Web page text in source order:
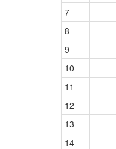
7
8
9
10
11
12
13
14